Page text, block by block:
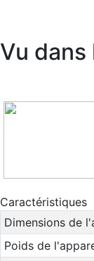
Vu dans
Dimensions de
Poids de